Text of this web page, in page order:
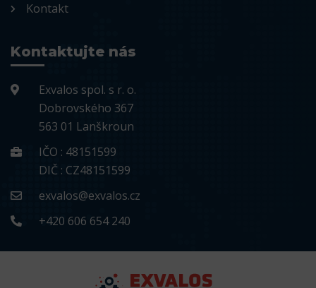
Kontakt
Kontaktujte nás
Exvalos spol. s r. o.
Dobrovského 367
563 01 Lanškroun
IČO : 48151599
DIČ : CZ48151599
exvalos@exvalos.cz
+420 606 654 240